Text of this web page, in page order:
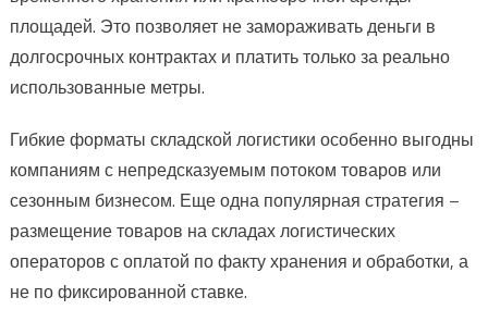
площадей. Это позволяет не замораживать деньги в
долгосрочных контрактах и платить только за реально
использованные метры.
Гибкие форматы складской логистики особенно выгодны
компаниям с непредсказуемым потоком товаров или
сезонным бизнесом. Еще одна популярная стратегия –
размещение товаров на складах логистических
операторов с оплатой по факту хранения и обработки, а
не по фиксированной ставке.